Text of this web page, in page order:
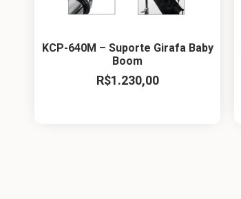
KCP-640M – Suporte Girafa Baby
Boom
R$1.230,00